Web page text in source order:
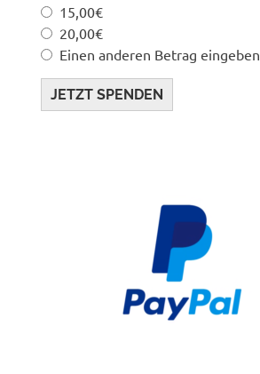
15,00€
20,00€
Einen anderen Betrag eingeben
JETZT SPENDEN